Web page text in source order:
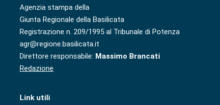
Agenzia stampa della
Giunta Regionale della Basilicata
Registrazione n. 209/1995 al Tribunale di Potenza
agr@regione.basilicata.it
Direttore responsabile: Massimo Brancati
Redazione
Link utili